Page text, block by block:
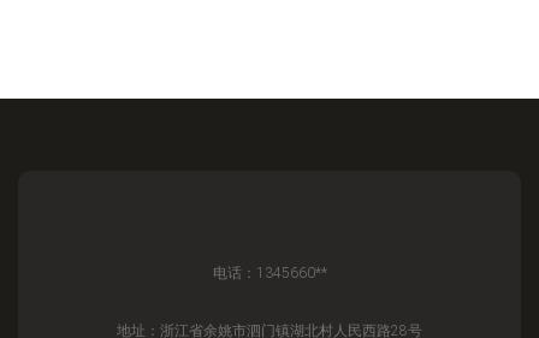
电话：1345660**
地址：浙江省余姚市泗门镇湖北村人民西路28号